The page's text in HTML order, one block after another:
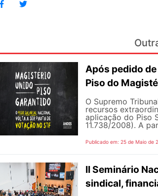
Após pedido
Piso do
O Supremo
recursos
aplicação do Piso
11.738/2008). A
Publicado em: 25 de Maio de
II Seminário
sindical,